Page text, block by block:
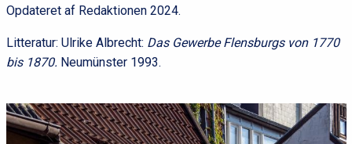
Opdateret af Redaktionen 2024.
Litteratur: Ulrike Albrecht: Das Gewerbe Flensburgs von 1770
bis 1870. Neumünster 1993.